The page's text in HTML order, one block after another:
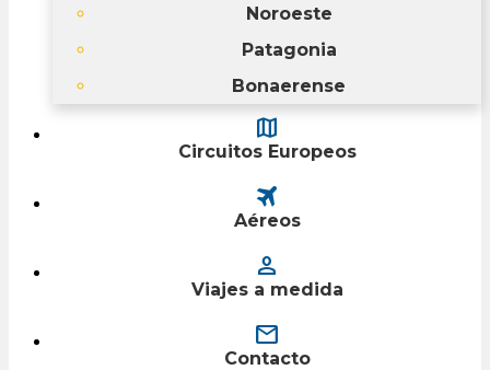
Noroeste
Patagonia
Bonaerense
map
Circuitos Europeos
travel
Aéreos
person
Viajes a medida
mail
Contacto